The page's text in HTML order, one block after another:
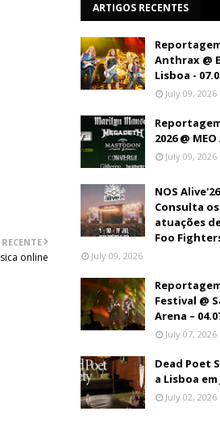
online
ARTIGOS RECENTES
Anthrax @
Lisboa -
July 09, 2026
2026 @
July 09, 2026
NOS
Consulta
atuações
Foo
July 09, 2026
Festival @
Arena –
July 07, 2026
Dead Poet
a Lisboa
July 02, 2026